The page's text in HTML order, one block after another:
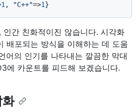
1, "C++"=>1
인간 친화적이진 않습니다. 시각화
배포되는 방식을 이해하는 데 도움
어의 인기를 나타내는 깔끔한 막대
에 카운트를 피드해 보겠습니다.
화